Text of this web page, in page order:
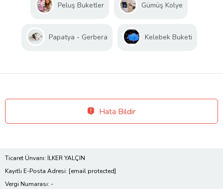
Peluş Buketler Gümüş Kolye
Papatya - Gerbera Kelebek Buketi
Hata Bildir
Ticaret Ünvanı: İLKER YALÇIN
Kayıtlı E-Posta Adresi: [email protected]
Vergi Numarası: -